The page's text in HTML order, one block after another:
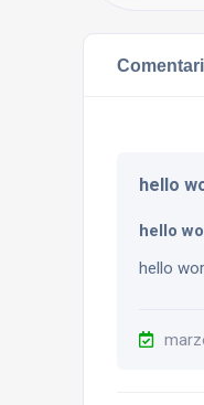
hello
hello
hello